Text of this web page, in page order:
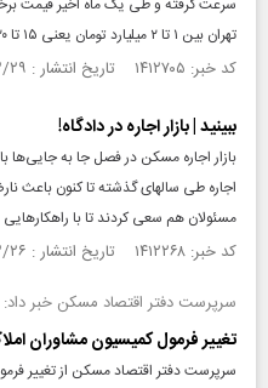
سرعت گرفته و طی یک ماه اخیر قیمت
تهران بین ۱ تا ۲ میلیارد تومان یعنی ۱۵ تا ۲۰ درصد کاهش داشته است.
کد خبر: ۱۴۱۲۷۰۵ تاریخ انتشار : ۱۴۰۲/۰۳/۲۹
ببینید | بازار اجاره در دادگاه!
بازار اجاره مسکن در فصل جا به جایی‌ها
اجاره طی سالهای گذشته تا کنون باعث
مسئولان هم سعی کردند تا با
کد خبر: ۱۴۱۲۲۶۸ تاریخ انتشار : ۱۴۰۲/۰۳/۲۶
سرپرست دفتر اقتصاد مسکن خبر داد:
تغییر فرمول کمیسیون مشاوران
سرپرست دفتر اقتصاد مسکن از تغییر